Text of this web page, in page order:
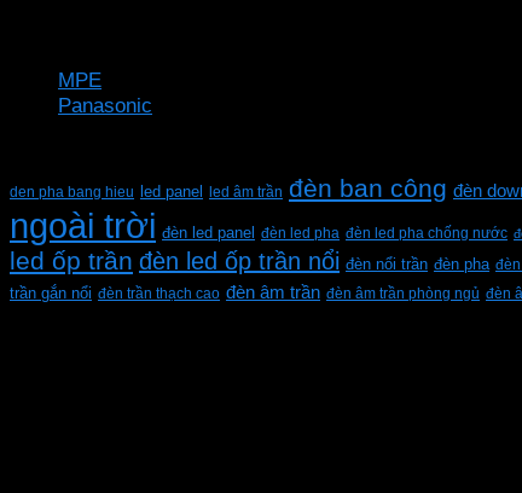
MPE
Panasonic
den pha bang hieu led panel led âm trần đèn ban công đèn
ngoài trời đèn led panel đèn led pha đèn led pha chống nước
led ốp trần đèn led ốp trần nổi đèn nổi trần đèn pha
trần gắn nổi đèn trần thạch cao đèn âm trần đèn âm trần phòng ngủ đèn